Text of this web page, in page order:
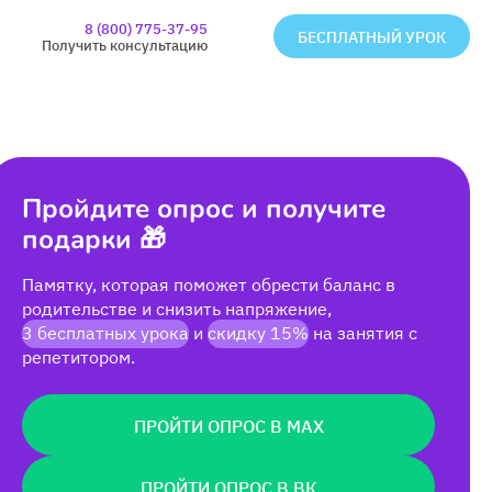
8 (800) 775-37-95
Получить консультацию
БЕСПЛАТНЫЙ УРОК
Пройдите опрос и получите
подарки 🎁
Памятку, которая поможет обрести баланс в
родительстве и снизить напряжение,
3 бесплатных урока и скидку 15% на занятия с
репетитором.
ПРОЙТИ ОПРОС В MAX
ПРОЙТИ ОПРОС В ВК